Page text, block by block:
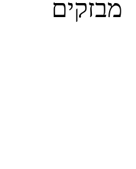
מבזקים